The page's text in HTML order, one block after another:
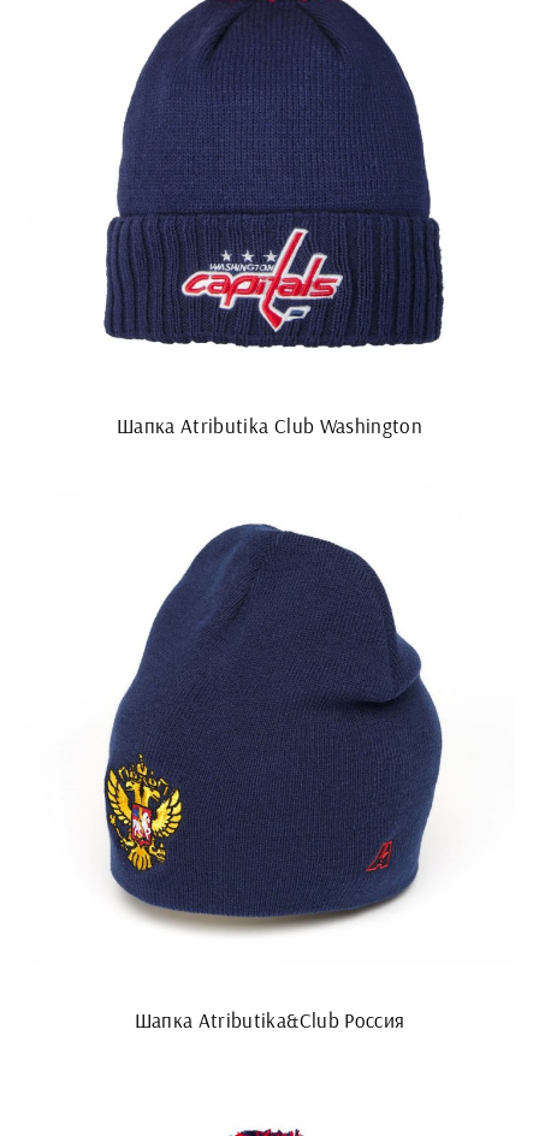
Шапка Atributika Club Washington
Шапка Atributika&Club Россия